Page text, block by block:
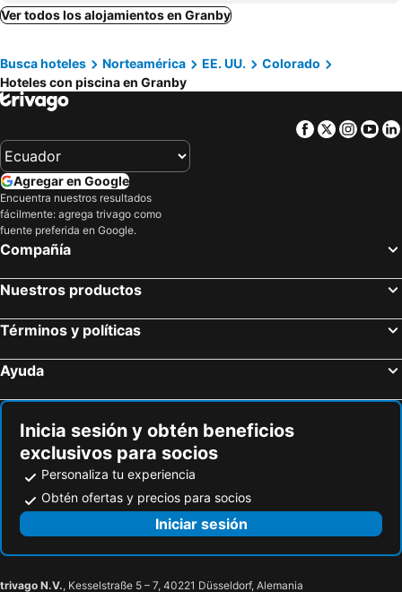
Ver todos los alojamientos en Granby
Busca hoteles Norteamérica EE. UU.
Colorado
Hoteles con piscina en Granby
Facebook
Twitter
Agregar en Google
Encuentra nuestros resultados
fácilmente: agrega trivago como
fuente preferida en Google.
Compañía
Nuestros productos
Términos y políticas
Ayuda
Inicia sesión y obtén beneficios
exclusivos para socios
Personaliza tu experiencia
Obtén ofertas y precios para socios
Iniciar sesión
trivago N.V., Kesselstraße 5 – 7, 40221 Düsseldorf, Alemania